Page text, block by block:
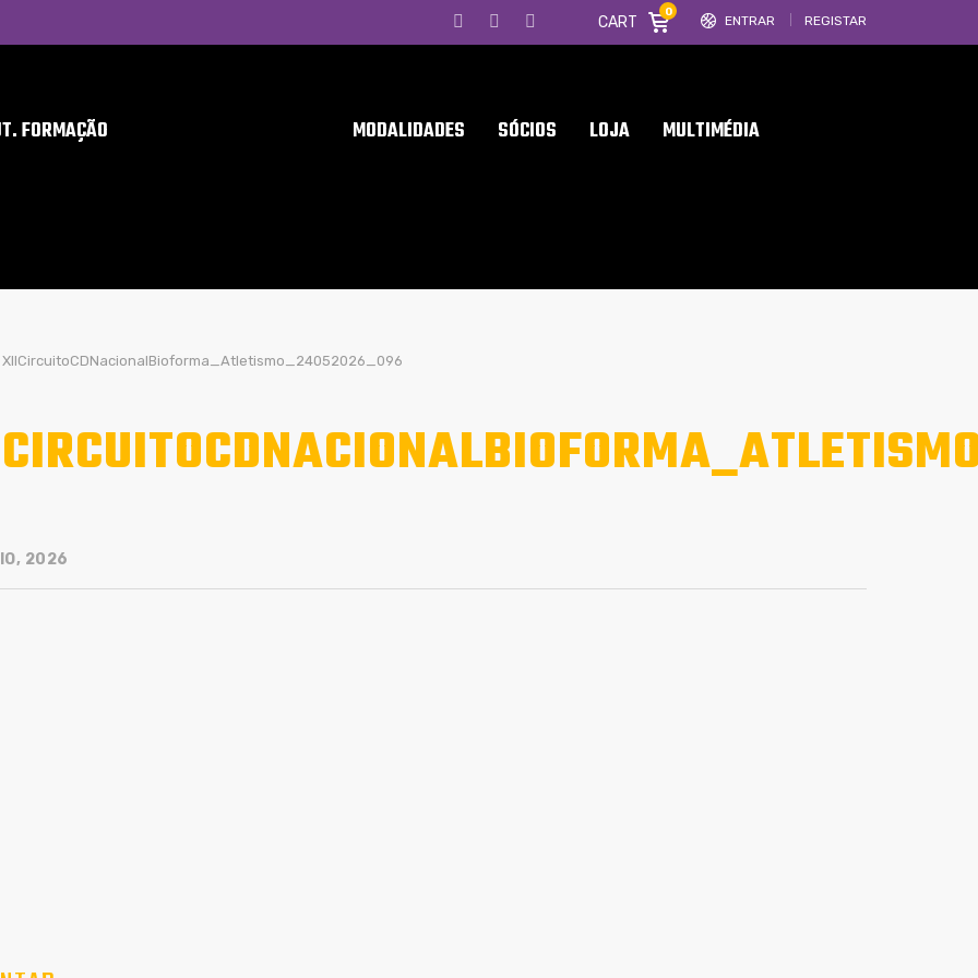
ENTRAR REGISTAR
CART
0
FORMAÇÃO MODALIDADES SÓCIOS LOJA MULTIMÉDIA
XIICircuitoCDNacionalBioforma_Atletismo_24052026_096
2026